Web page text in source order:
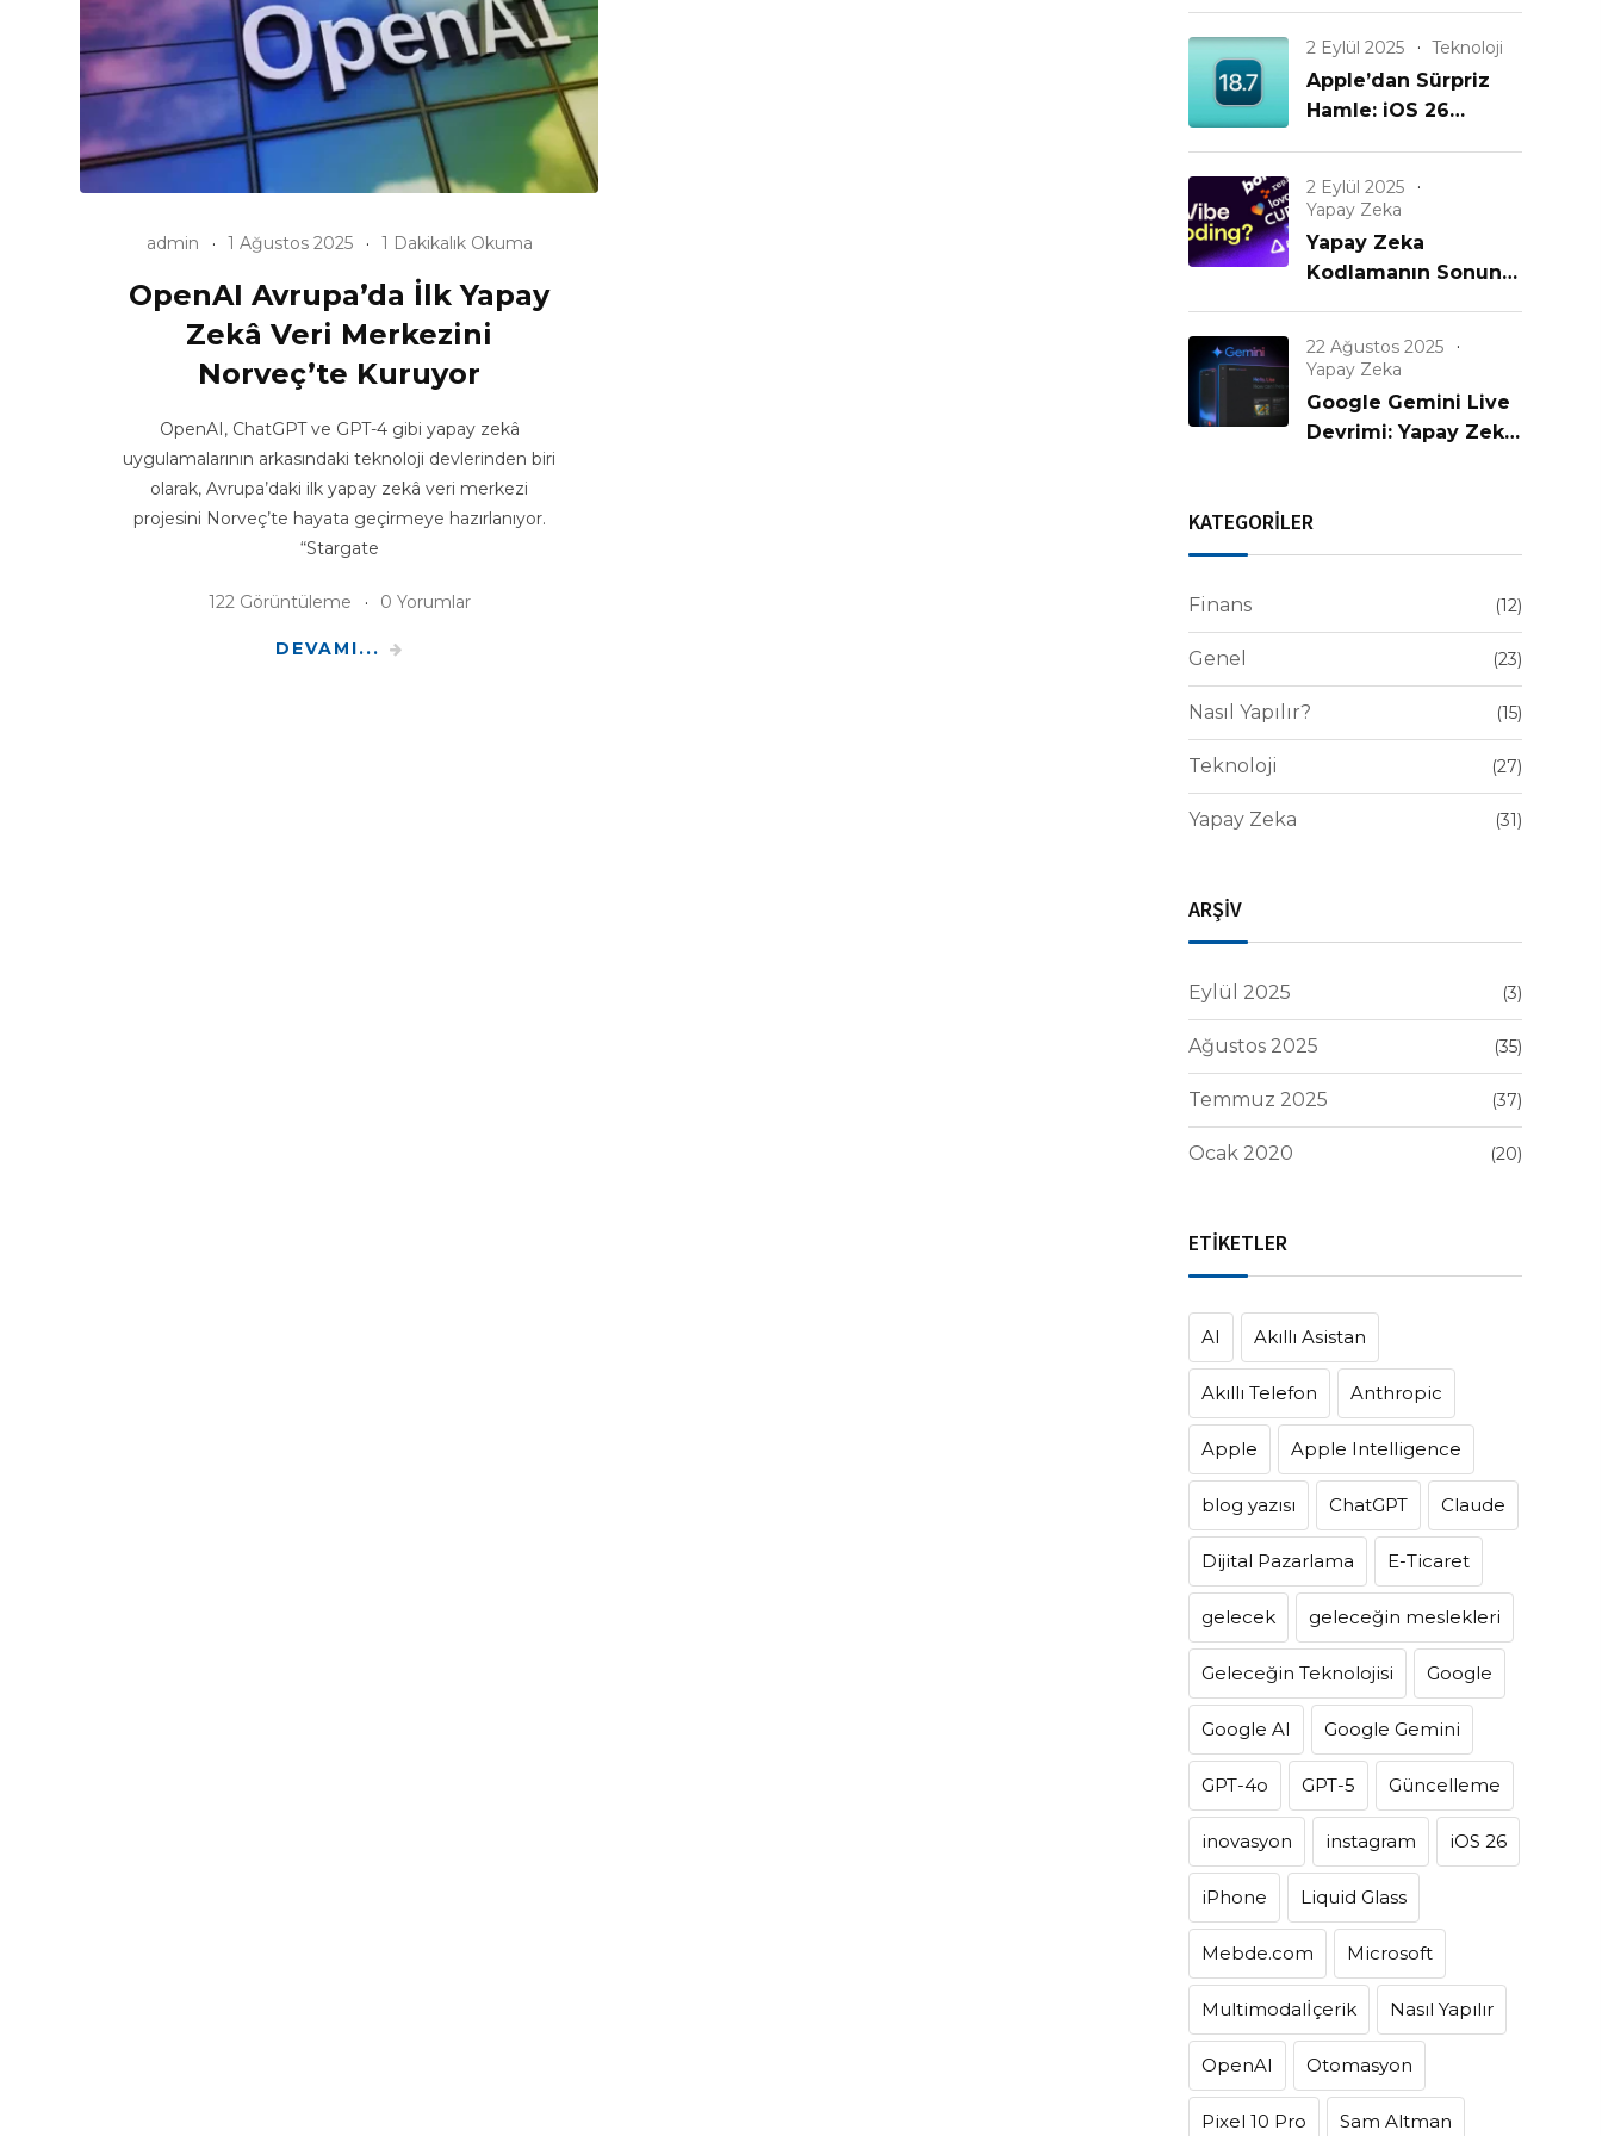
admin 1 Ağustos 2025 1 Dakikalık Okuma
OpenAI Avrupa’da İlk Yapay
Zekâ Veri Merkezini
Norveç’te Kuruyor
OpenAI, ChatGPT ve GPT-4 gibi yapay zekâ
uygulamalarının arkasındaki teknoloji devlerinden biri
olarak, Avrupa’daki ilk yapay zekâ veri merkezi
projesini Norveç’te hayata geçirmeye hazırlanıyor.
“Stargate
122 Görüntüleme 0 Yorumlar
DEVAMI...
2 Eylül 2025 Teknoloji
Apple’dan Sürpriz
Hamle: iOS 26
iPhone’lar
Unutulmadı mı?
2 Eylül 2025
Yapay Zeka
Yapay Zeka
Kodlamanın Sonunu
mı?
22 Ağustos 2025
Yapay Zeka
Google Gemini Live
Devrimi: Yapay Zeka
Anlıyor!
KATEGORİLER
Finans (12)
Genel (23)
Nasıl Yapılır? (15)
Teknoloji (27)
Yapay Zeka (31)
ARŞİV
Eylül 2025 (3)
Ağustos 2025 (35)
Temmuz 2025 (37)
Ocak 2020 (20)
ETİKETLER
AI Akıllı Asistan
Akıllı Telefon Anthropic
Apple Apple Intelligence
blog yazısı ChatGPT Claude
Dijital Pazarlama E-Ticaret
gelecek geleceğin meslekleri
Geleceğin Teknolojisi Google
Google AI Google Gemini
GPT-4o GPT-5 Güncelleme
inovasyon instagram iOS 26
iPhone Liquid Glass
Mebde.com Microsoft
Multimodalİçerik Nasıl Yapılır
OpenAI Otomasyon
Pixel 10 Pro Sam Altman